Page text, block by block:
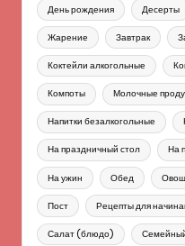
День рождения Десерты
Жарение Завтрак
Коктейли алкогольные
Компоты Молочные
Напитки безалкогольные
На праздничный стол На
На ужин Обед
Пост Рецепты для
Салат (блюдо)